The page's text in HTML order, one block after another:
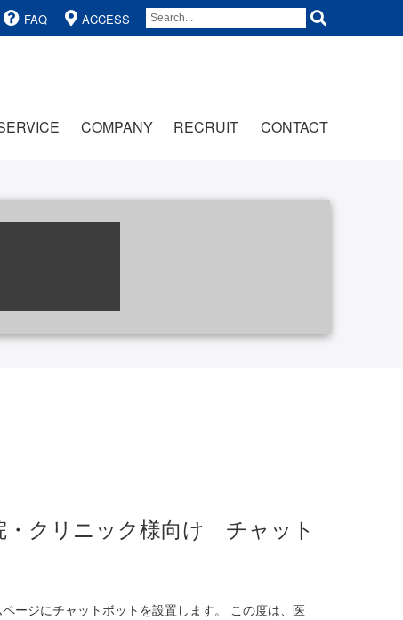
FAQ ACCESS
COMPANY RECRUIT CONTACT
・クリニック様向け チャット
ージにチャットボットを設置します。 この度は、医